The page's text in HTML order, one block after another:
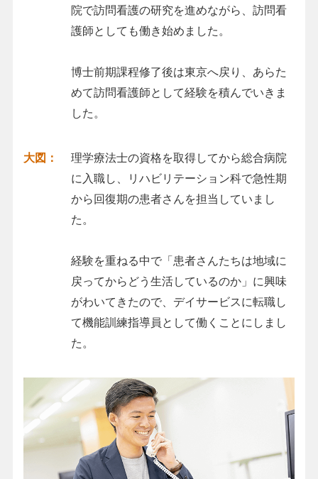
院で訪問看護の研究を進めながら、訪問看
護師としても働き始めました。
博士前期課程修了後は東京へ戻り、あらた
めて訪問看護師として経験を積んでいきま
した。
大図：
理学療法士の資格を取得してから総合病院
に入職し、リハビリテーション科で急性期
から回復期の患者さんを担当していまし
た。
経験を重ねる中で「患者さんたちは地域に
戻ってからどう生活しているのか」に興味
がわいてきたので、デイサービスに転職し
て機能訓練指導員として働くことにしまし
た。